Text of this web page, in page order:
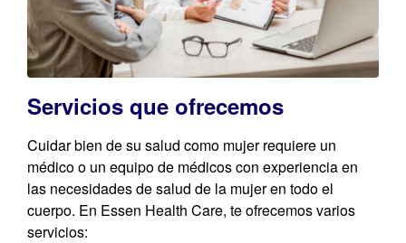
Servicios que ofrecemos​
Cuidar bien de su salud como mujer requiere un
médico o un equipo de médicos con experiencia en
las necesidades de salud de la mujer en todo el
cuerpo. En Essen Health Care, te ofrecemos varios
servicios: